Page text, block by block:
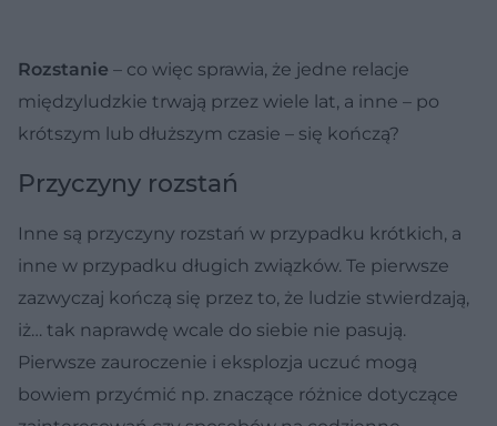
Rozstanie – co więc sprawia, że jedne relacje
międzyludzkie trwają przez wiele lat, a inne – po
krótszym lub dłuższym czasie – się kończą?
Przyczyny rozstań
Inne są przyczyny rozstań w przypadku krótkich, a
inne w przypadku długich związków. Te pierwsze
zazwyczaj kończą się przez to, że ludzie stwierdzają,
iż… tak naprawdę wcale do siebie nie pasują.
Pierwsze zauroczenie i eksplozja uczuć mogą
bowiem przyćmić np. znaczące różnice dotyczące